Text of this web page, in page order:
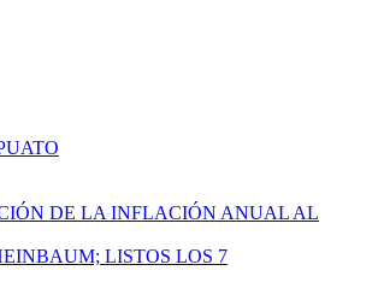
DE LA INFLACIÓN ANUAL AL
LISTOS LOS 7